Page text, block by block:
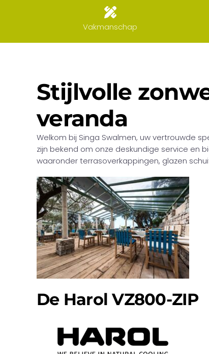
Vakmanschap
Stijlvolle
veranda
Welkom bij Singa Swalmen, uw vertrouwde
zijn bekend om onze deskundige service en
waaronder terrasoverkappingen, glazen
De Harol VZ800-ZIP